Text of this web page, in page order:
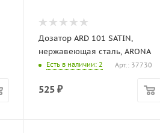
Дозатор ARD 101 SATIN,
нержавеющая сталь, ARONA
Есть в наличии: 2 Арт.: 37730
525 ₽